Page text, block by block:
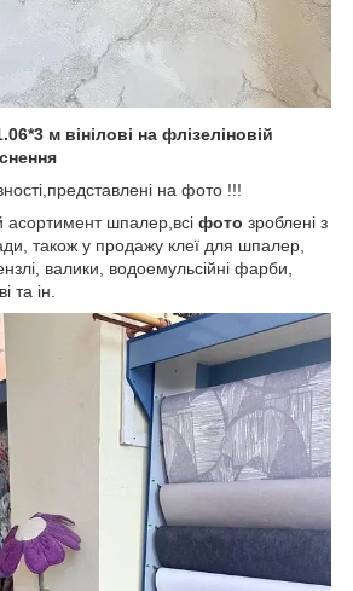
м вінілові на флізеліновій
на фото !!!
асортимент шпалер,всі фото зроблені з
також у продажу клеї для шпалер,
валики, водоемульсійні фарби,
та ін.